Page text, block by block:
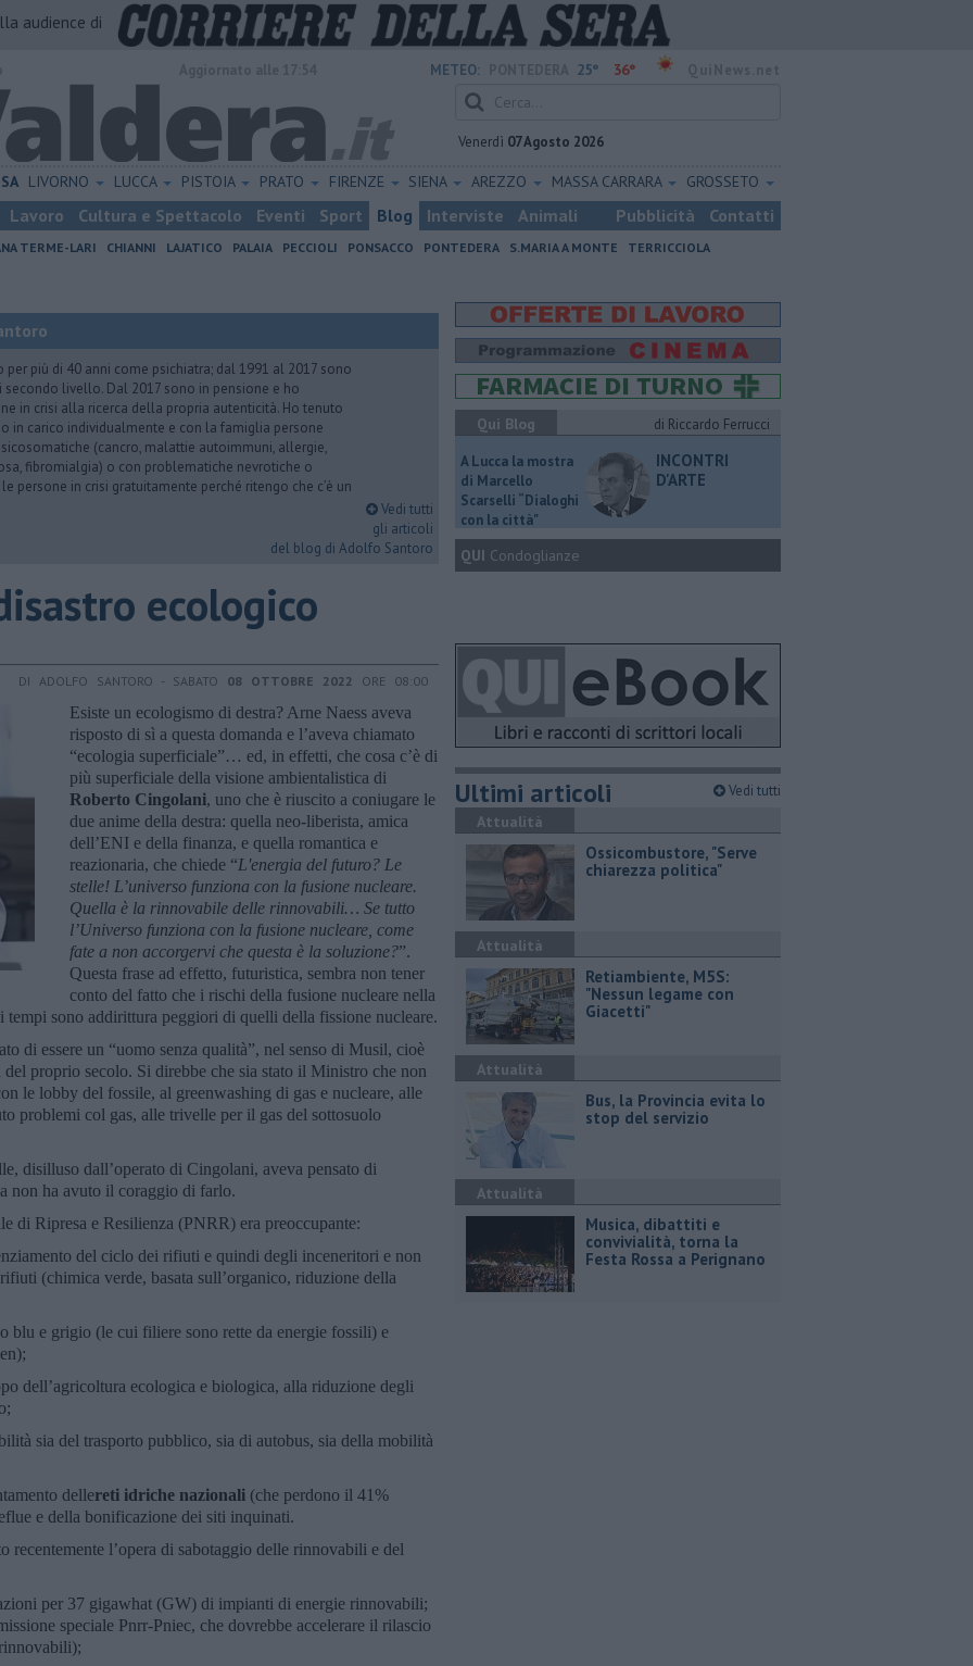
audience di
METEO: 25° 36°
Venerdì 07 Agosto 2026
LIVORNO LUCCA PISTOIA PRATO FIRENZE SIENA AREZZO MASSA CARRARA GROSSETO
Lavoro Cultura e Spettacolo Eventi Sport Blog Interviste Animali Pubblicità Contatti
TERME-LARI CHIANNI LAJATICO PALAIA PECCIOLI PONSACCO PONTEDERA S.MARIA A MONTE
TERRICCIOLA
più di 40 anni come psichiatra; dal 1991 al 2017 sono
livello. Dal 2017 sono in pensione e ho
in crisi alla ricerca della propria autenticità. Ho tenuto
in carico individualmente e con la famiglia persone
(cancro, malattie autoimmuni, allergie,
fibromialgia) o con problematiche nevrotiche o
persone in crisi gratuitamente perché ritengo che c’è un
Vedi tutti
gli articoli
del blog di Adolfo Santoro
ecologico
DI ADOLFO SANTORO - SABATO 08 OTTOBRE 2022 ORE 08:00
Esiste un ecologismo di destra? Arne Naess aveva
risposto di sì a questa domanda e l’aveva chiamato
“ecologia superficiale”… ed, in effetti, che cosa c’è di
più superficiale della visione ambientalistica di
Roberto Cingolani, uno che è riuscito a coniugare le
due anime della destra: quella neo-liberista, amica
dell’ENI e della finanza, e quella romantica e
reazionaria, che chiede “L'energia del futuro? Le
stelle! L’universo funziona con la fusione nucleare.
Quella è la rinnovabile delle rinnovabili… Se tutto
l’Universo funziona con la fusione nucleare, come
fate a non accorgervi che questa è la soluzione?”.
Questa frase ad effetto, futuristica, sembra non tener
conto del fatto che i rischi della fusione nucleare nella
tempi sono addirittura peggiori di quelli della fissione nucleare.
di essere un “uomo senza qualità”, nel senso di Musil, cioè
proprio secolo. Si direbbe che sia stato il Ministro che non
le lobby del fossile, al greenwashing di gas e nucleare, alle
problemi col gas, alle trivelle per il gas del sottosuolo
disilluso dall’operato di Cingolani, aveva pensato di
non ha avuto il coraggio di farlo.
di Ripresa e Resilienza (PNRR) era preoccupante:
del ciclo dei rifiuti e quindi degli inceneritori e non
(chimica verde, basata sull’organico, riduzione della
blu e grigio (le cui filiere sono rette da energie fossili) e
dell’agricoltura ecologica e biologica, alla riduzione degli
sia del trasporto pubblico, sia di autobus, sia della mobilità
dellereti idriche nazionali (che perdono il 41%
e della bonificazione dei siti inquinati.
l’opera di sabotaggio delle rinnovabili e del
per 37 gigawhat (GW) di impianti di energie rinnovabili;
speciale Pnrr-Pniec, che dovrebbe accelerare il rilascio
Qui Blog
di Riccardo Ferrucci
A Lucca la mostra
di Marcello
Scarselli “Dialoghi
con la città"
INCONTRI
D'ARTE
QUI Condoglianze
Ultimi articoli Vedi tutti
Attualità
Ossicombustore, "Serve
chiarezza politica"
Attualità
Retiambiente, M5S:
"Nessun legame con
Giacetti"
Attualità
Bus, la Provincia evita lo
stop del servizio
Attualità
Musica, dibattiti e
convivialità, torna la
Festa Rossa a Perignano